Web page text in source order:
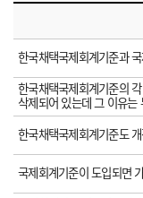
한국채택국제회계기준과
한국채택국제회계기준의
삭제되어 있는데 그 이유는
한국채택국제회계기준도
국제회계기준이 도입되면